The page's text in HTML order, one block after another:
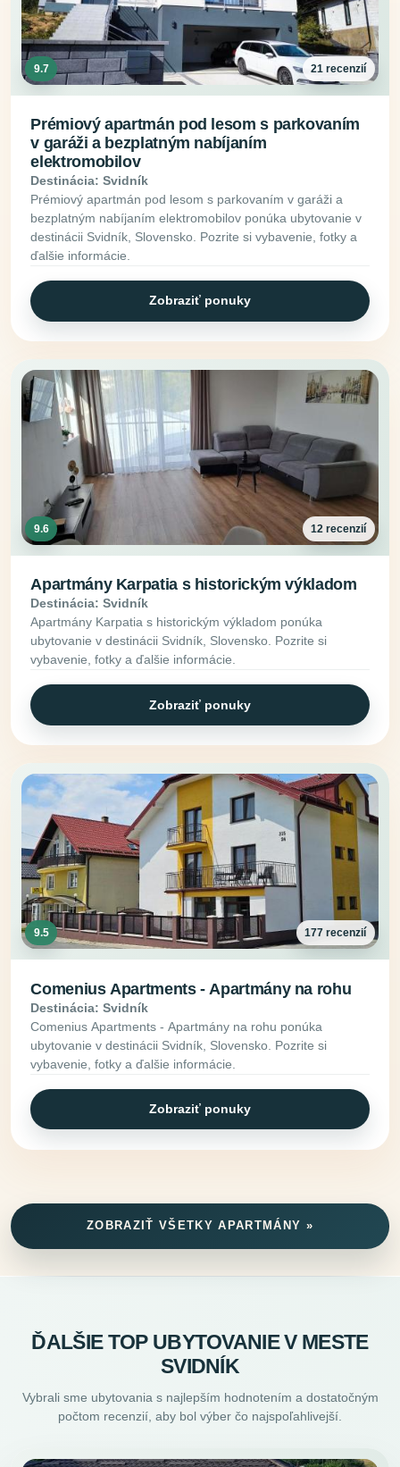
9.7 21 recenzií
Prémiový apartmán pod lesom s parkovaním
v garáži a bezplatným nabíjaním
elektromobilov
Destinácia: Svidník
Prémiový apartmán pod lesom s parkovaním v garáži a
bezplatným nabíjaním elektromobilov ponúka ubytovanie v
destinácii Svidník, Slovensko. Pozrite si vybavenie, fotky a
ďalšie informácie.
Zobraziť ponuky
9.6 12 recenzií
Apartmány Karpatia s historickým výkladom
Destinácia: Svidník
Apartmány Karpatia s historickým výkladom ponúka
ubytovanie v destinácii Svidník, Slovensko. Pozrite si
vybavenie, fotky a ďalšie informácie.
Zobraziť ponuky
9.5 177 recenzií
Comenius Apartments - Apartmány na rohu
Destinácia: Svidník
Comenius Apartments - Apartmány na rohu ponúka
ubytovanie v destinácii Svidník, Slovensko. Pozrite si
vybavenie, fotky a ďalšie informácie.
Zobraziť ponuky
ZOBRAZIŤ VŠETKY APARTMÁNY »
ĎALŠIE TOP UBYTOVANIE V MESTE
SVIDNÍK
Vybrali sme ubytovania s najlepším hodnotením a dostatočným
počtom recenzií, aby bol výber čo najspoľahlivejší.